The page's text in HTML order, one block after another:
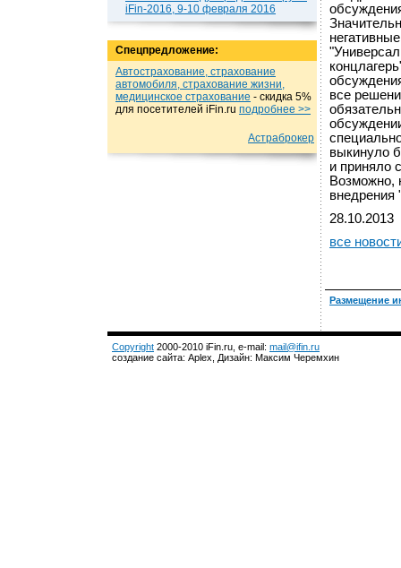
iFin-2016, 9-10 февраля 2016
Спецпредложение:
Автострахование, страхование
автомобиля, страхование жизни,
медицинское страхование - cкидка 5%
для посетителей iFin.ru подробнеe >>
Астраброкер
все
выкинуло
и приняло
Возможно,
внедрения
28.10.2013
все
Размещение
Copyright 2000-2010 iFin.ru, e-mail: mail@ifin.ru
создание сайта: Aplex, Дизайн: Максим Черемхин